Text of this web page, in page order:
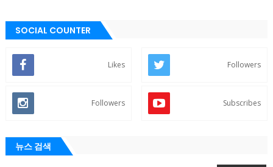
SOCIAL COUNTER
Likes Followers
Followers Subscribes
뉴스 검색